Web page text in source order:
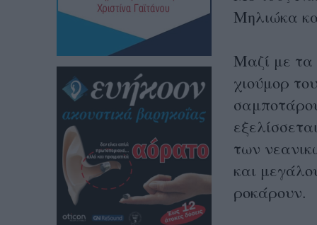
Μηλιώκα
Μαζί με τα
χιούμορ
των
και
ροκάρουν.